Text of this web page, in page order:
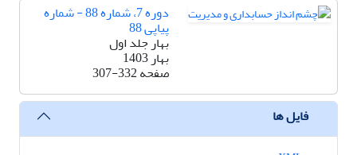
دوره 7، شماره 88 - شماره
پیاپی 88
بهار جلد اول
بهار 1403
صفحه307-332
فایل ها